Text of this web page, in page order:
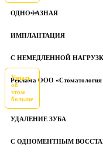
ОДНОФАЗНАЯ
ИМПЛАНТАЦИЯ
С НЕМЕДЛЕННОЙ
Реклама ООО
Узнать
об
этом
больше
УДАЛЕНИЕ ЗУБА
С ОДНОМЕНТНЫМ